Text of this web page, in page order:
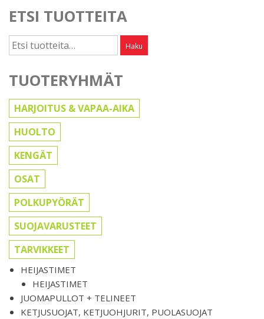
ETSI TUOTTEITA
Etsi: Haku
TUOTERYHMÄT
HARJOITUS & VAPAA-AIKA
HUOLTO
KENGÄT
OSAT
POLKUPYÖRÄT
SUOJAVARUSTEET
TARVIKKEET
HEIJASTIMET
HEIJASTIMET
JUOMAPULLOT + TELINEET
KETJUSUOJAT, KETJUOHJURIT, PUOLASUOJAT